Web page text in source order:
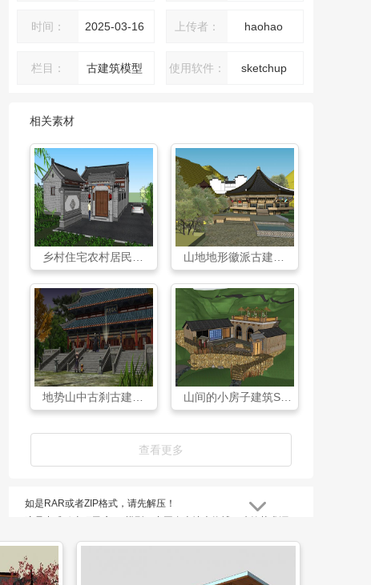
时间： 2025-03-16 上传者： haohao
栏目： 古建筑模型 使用软件： sketchup
相关素材
查看更多
如是RAR或者ZIP格式，请先解压！
远流长。不同地域和民族其建筑艺术风格等各有差异，但其传统
建筑的组群布局、空间、结构、建筑材料及装饰艺术等方面却有
着共同的特点，区别于西方，享誉全球。中国古代建筑的类型很